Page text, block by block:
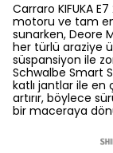
Carraro KIFUKA
motoru ve tam
sunarken, Deore
her türlü araziye
süspansiyon ile
Schwalbe Smart
katlı jantlar ile
artırır, böylece
bir maceraya